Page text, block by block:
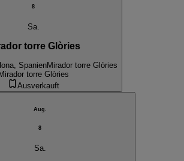
8
Sa.
torre Glòries
SpanienMirador torre Glòries
Mirador torre Glòries
Ausverkauft
Aug.
8
Sa.